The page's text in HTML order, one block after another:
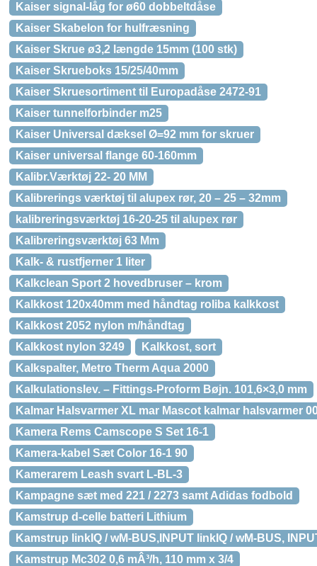
Kaiser signal-låg for ø60 dobbeltdåse
Kaiser Skabelon for hulfræsning
Kaiser Skrue ø3,2 længde 15mm (100 stk)
Kaiser Skrueboks 15/25/40mm
Kaiser Skruesortiment til Europadåse 2472-91
Kaiser tunnelforbinder m25
Kaiser Universal dæksel Ø=92 mm for skruer
Kaiser universal flange 60-160mm
Kalibr.Værktøj 22- 20 MM
Kalibrerings værktøj til alupex rør, 20 – 25 – 32mm
kalibreringsværktøj 16-20-25 til alupex rør
Kalibreringsværktøj 63 Mm
Kalk- & rustfjerner 1 liter
Kalkclean Sport 2 hovedbruser – krom
Kalkkost 120x40mm med håndtag roliba kalkkost
Kalkkost 2052 nylon m/håndtag
Kalkkost nylon 3249
Kalkkost, sort
Kalkspalter, Metro Therm Aqua 2000
Kalkulationslev. – Fittings-Proform Bøjn. 101,6×3,0 mm
Kalmar Halsvarmer XL mar Mascot kalmar halsvarmer
Kamera Rems Camscope S Set 16-1
Kamera-kabel Sæt Color 16-1 90
Kamerarem Leash svart L-BL-3
Kampagne sæt med 221 / 2273 samt Adidas fodbold
Kamstrup d-celle batteri Lithium
Kamstrup linkIQ / wM-BUS,INPUT linkIQ / wM-BUS,
Kamstrup Mc302 0,6 mÂ³/h, 110 mm x 3/4